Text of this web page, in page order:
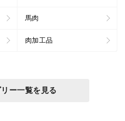
馬肉
肉加工品
ー一覧を見る